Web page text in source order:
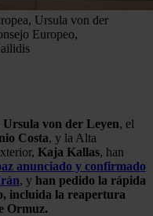
Ursula von der
Europeo,
Ursula von der Leyen, el
Costa, y la Alta
Kaja Kallas, han
anunciado y confirmado
, y han pedido la rápida
incluida la reapertura
Ormuz.